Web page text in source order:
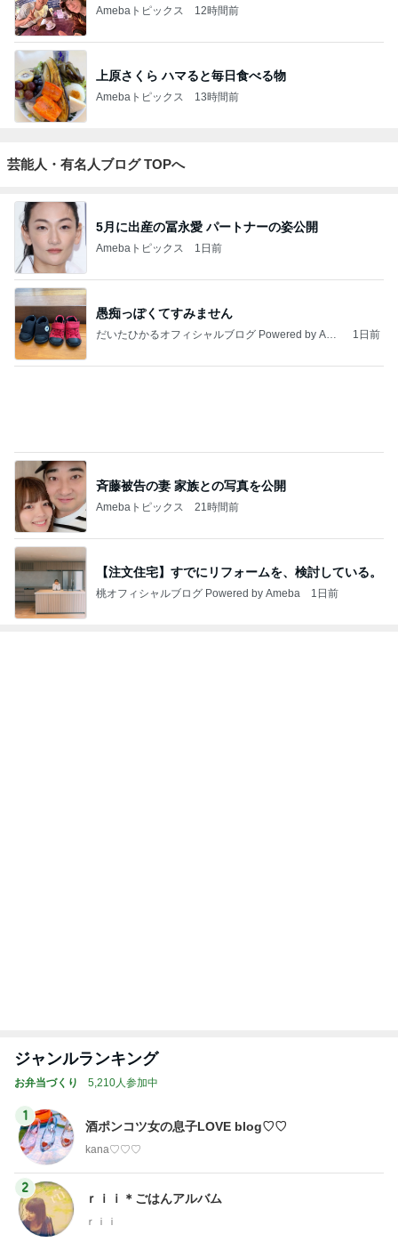
Amebaトピックス 12時間前
上原さくら ハマると毎日食べる物
Amebaトピックス 13時間前
芸能人・有名人ブログ TOPへ
5月に出産の冨永愛 パートナーの姿公開
Amebaトピックス 1日前
愚痴っぽくてすみません
だいたひかるオフィシャルブログ Powered by Ame
ba
1日前
斉藤被告の妻 家族との写真を公開
Amebaトピックス 21時間前
【注文住宅】すでにリフォームを、検討している。
桃オフィシャルブログ Powered by Ameba 1日前
ジャンルランキング
お弁当づくり 5,210人参加中
1
酒ポンコツ女の息子LOVE blog♡♡
2
ｒｉｉ＊ごはんアルバム